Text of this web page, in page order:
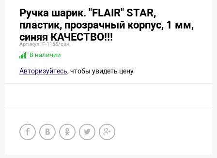
Ручка шарик. "FLAIR" STAR,
пластик, прозрачный корпус, 1 мм,
синяя КАЧЕСТВО!!!
Артикул: F-1188/син.
В наличии
Авторизуйтесь, чтобы увидеть цену